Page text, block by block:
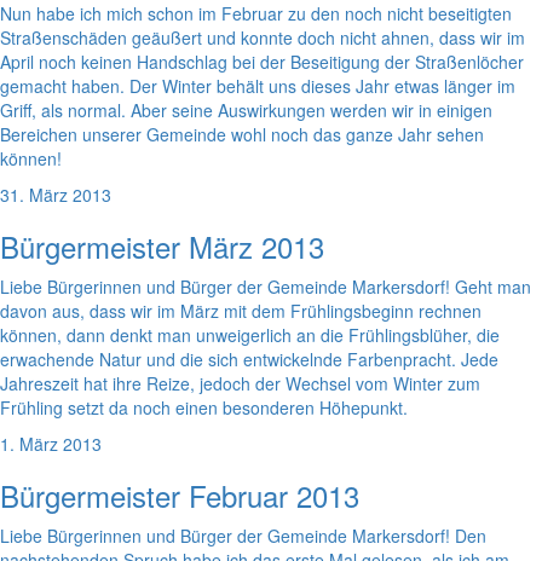
Nun habe ich mich schon im Februar zu den noch nicht beseitigten
Straßenschäden geäußert und konnte doch nicht ahnen, dass wir im
April noch keinen Handschlag bei der Beseitigung der Straßenlöcher
gemacht haben. Der Winter behält uns dieses Jahr etwas länger im
Griff, als normal. Aber seine Auswirkungen werden wir in einigen
Bereichen unserer Gemeinde wohl noch das ganze Jahr sehen
können!
31. März 2013
Bürgermeister März 2013
Liebe Bürgerinnen und Bürger der Gemeinde Markersdorf! Geht man
davon aus, dass wir im März mit dem Frühlingsbeginn rechnen
können, dann denkt man unweigerlich an die Frühlingsblüher, die
erwachende Natur und die sich entwickelnde Farbenpracht. Jede
Jahreszeit hat ihre Reize, jedoch der Wechsel vom Winter zum
Frühling setzt da noch einen besonderen Höhepunkt.
1. März 2013
Bürgermeister Februar 2013
Liebe Bürgerinnen und Bürger der Gemeinde Markersdorf! Den